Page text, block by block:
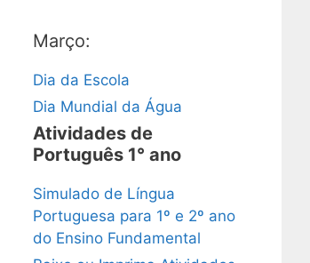
Março:
Dia da Escola
Dia Mundial da Água
Atividades de
Português 1° ano
Simulado de Língua
Portuguesa para 1º e 2º ano
do Ensino Fundamental